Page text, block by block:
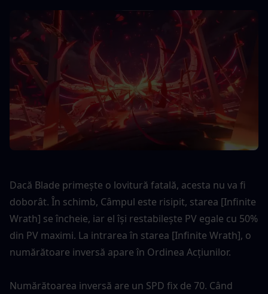
Dacă Blade primește o lovitură fatală, acesta nu va fi
doborât. În schimb, Câmpul este risipit, starea [Infinite
Wrath] se încheie, iar el își restabilește PV egale cu 50%
din PV maximi. La intrarea în starea [Infinite Wrath], o
numărătoare inversă apare în Ordinea Acțiunilor.
Numărătoarea inversă are un SPD fix de 70. Când